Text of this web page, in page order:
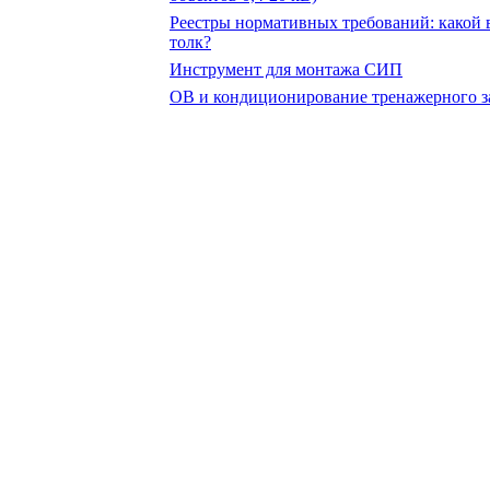
Реестры нормативных требований: какой
толк?
Инструмент для монтажа СИП
ОВ и кондиционирование тренажерного